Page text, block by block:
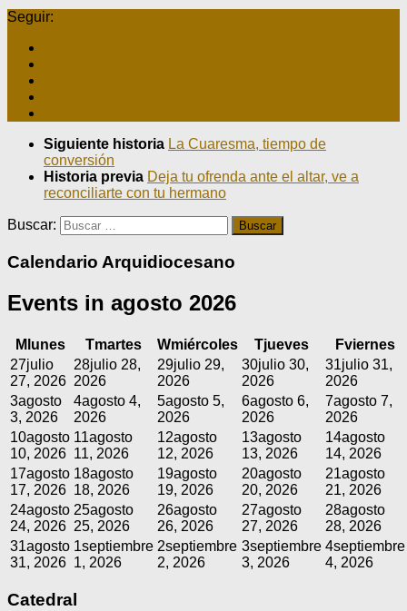
Seguir:
Siguiente historia La Cuaresma, tiempo de
conversión
Historia previa Deja tu ofrenda ante el altar, ve a
reconciliarte con tu hermano
Buscar:
Calendario Arquidiocesano
Events in agosto 2026
M lunes Tmartes Wmiércoles Tjueves Fviernes
27julio
27, 2026
28julio 28,
2026
29julio 29,
2026
30julio 30,
2026
31julio 31,
2026
3agosto
3, 2026
4agosto 4,
2026
5agosto 5,
2026
6agosto 6,
2026
7agosto 7,
2026
10agosto
10, 2026
11agosto
11, 2026
12agosto
12, 2026
13agosto
13, 2026
14agosto
14, 2026
17agosto
17, 2026
18agosto
18, 2026
19agosto
19, 2026
20agosto
20, 2026
21agosto
21, 2026
24agosto
24, 2026
25agosto
25, 2026
26agosto
26, 2026
27agosto
27, 2026
28agosto
28, 2026
31agosto
31, 2026
1septiembre
1, 2026
2septiembre
2, 2026
3septiembre
3, 2026
4septiembre
4, 2026
Catedral